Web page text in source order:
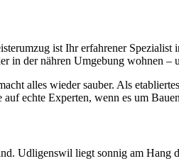
ist Ihr erfahrener
in der nähren Umgebung wohnen –
alles wieder sauber. Als
echte Experten, wenn es um
Udligenswil liegt sonnig am Hang